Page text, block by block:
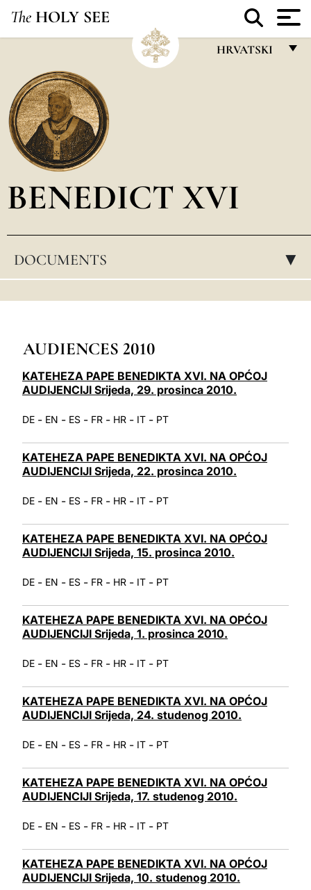
The HOLY SEE
HRVATSKI
ESPAÑOL
DEUTSCH
POLSKI
BENEDICT XVI
DOCUMENTS ▸
AUDIENCES 2010
KATEHEZA PAPE BENEDIKTA XVI. NA OPĆOJ
AUDIJENCIJI Srijeda, 29. prosinca 2010.
DE - EN - ES - FR - HR - IT - PT
KATEHEZA PAPE BENEDIKTA XVI. NA OPĆOJ
AUDIJENCIJI Srijeda, 22. prosinca 2010.
DE - EN - ES - FR - HR - IT - PT
KATEHEZA PAPE BENEDIKTA XVI. NA OPĆOJ
AUDIJENCIJI Srijeda, 15. prosinca 2010.
DE - EN - ES - FR - HR - IT - PT
KATEHEZA PAPE BENEDIKTA XVI. NA OPĆOJ
AUDIJENCIJI Srijeda, 1. prosinca 2010.
DE - EN - ES - FR - HR - IT - PT
KATEHEZA PAPE BENEDIKTA XVI. NA OPĆOJ
AUDIJENCIJI Srijeda, 24. studenog 2010.
DE - EN - ES - FR - HR - IT - PT
KATEHEZA PAPE BENEDIKTA XVI. NA OPĆOJ
AUDIJENCIJI Srijeda, 17. studenog 2010.
DE - EN - ES - FR - HR - IT - PT
KATEHEZA PAPE BENEDIKTA XVI. NA OPĆOJ
AUDIJENCIJI Srijeda, 10. studenog 2010.